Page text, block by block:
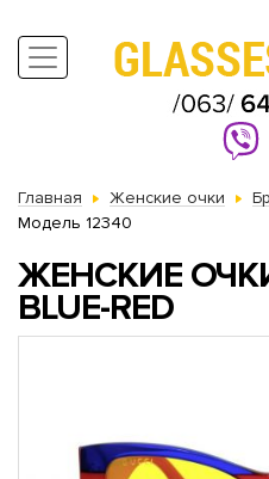
Главная Женские очки
Модель 12340
ЖЕНСКИЕ ОЧКИ
BLUE-RED